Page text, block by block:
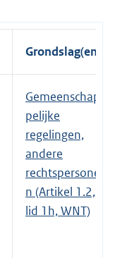
Grondslag(en)
Gemeenschap
pelijke
regelingen,
andere
rechtspersone
n (Artikel 1.2,
lid 1h, WNT)